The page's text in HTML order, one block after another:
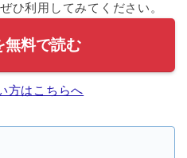
ひ利用してみてください。
無料で読む
方はこちらへ